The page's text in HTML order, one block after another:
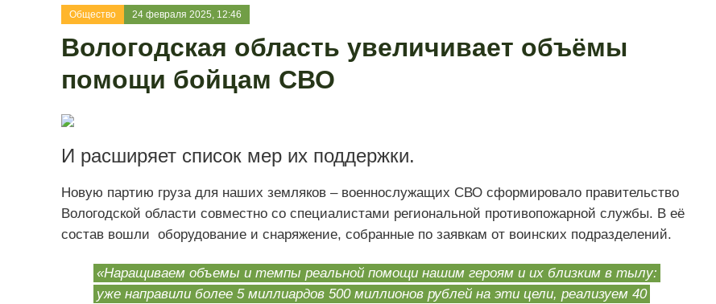
Общество 24 февраля 2025, 12:46
Вологодская область увеличивает объёмы
помощи бойцам СВО
И расширяет список мер их поддержки.
Новую партию груза для наших земляков – военнослужащих СВО сформировало правительство
Вологодской области совместно со специалистами региональной противопожарной службы. В её
состав вошли оборудование и снаряжение, собранные по заявкам от воинских подразделений.
«Наращиваем объемы и темпы реальной помощи нашим героям и их близким в тылу:
уже направили более 5 миллиардов 500 миллионов рублей на эти цели, реализуем 40